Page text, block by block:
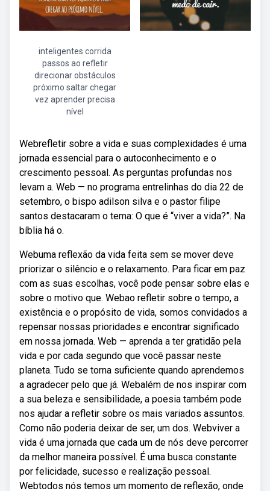
inteligentes corrida
passos ao refletir
direcionar obstáculos
próximo saltar chegar
vez aprender precisa
nível
Webrefletir sobre a vida e suas complexidades é uma
jornada essencial para o autoconhecimento e o
crescimento pessoal. As perguntas profundas nos
levam a. Web — no programa entrelinhas do dia 22 de
setembro, o bispo adilson silva e o pastor filipe
santos destacaram o tema: O que é “viver a vida?”. Na
bíblia há o.
Webuma reflexão da vida feita sem se mover deve
priorizar o silêncio e o relaxamento. Para ficar em paz
com as suas escolhas, você pode pensar sobre elas e
sobre o motivo que. Webao refletir sobre o tempo, a
existência e o propósito de vida, somos convidados a
repensar nossas prioridades e encontrar significado
em nossa jornada. Web — aprenda a ter gratidão pela
vida e por cada segundo que você passar neste
planeta. Tudo se torna suficiente quando aprendemos
a agradecer pelo que já. Webalém de nos inspirar com
a sua beleza e sensibilidade, a poesia também pode
nos ajudar a refletir sobre os mais variados assuntos.
Como não poderia deixar de ser, um dos. Webviver a
vida é uma jornada que cada um de nós deve percorrer
da melhor maneira possível. É uma busca constante
por felicidade, sucesso e realização pessoal.
Webtodos nós temos um momento de reflexão, onde